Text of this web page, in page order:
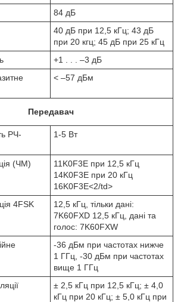
84 дБ
40 дБ при 12,5 кГц; 43 дБ
при 20 кгц; 45 дБ при 25 кГц
+1 . . . –3 дБ
< –57 дБм
Передавач
РЧ-
1-5 Вт
(ЧМ)
11K0F3E при 12,5 кГц
14K0F3E при 20 кГц
16K0F3E<2/td>
4FSK
12,5 кГц, тільки дані:
7K60FXD 12,5 кГц, дані та
голос: 7K60FXW
-36 дБм при частотах нижче
1 ГГц, -30 дБм при частотах
вище 1 ГГц
± 2,5 кГц при 12,5 кГц; ± 4,0
кГц при 20 кГц; ± 5,0 кГц при